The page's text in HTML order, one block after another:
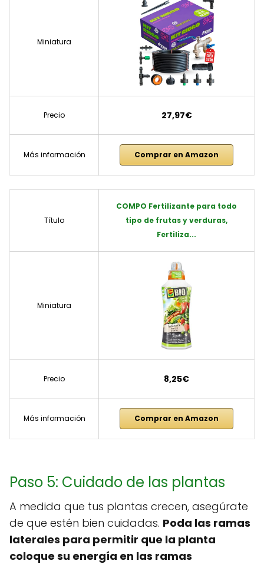
Miniatura
Precio 27,97€
Más información Comprar en Amazon
Título
COMPO Fertilizante para todo
tipo de frutas y verduras,
Fertiliza...
Miniatura
Precio 8,25€
Más información Comprar en Amazon
Paso 5: Cuidado de las plantas
A medida que tus plantas crecen, asegúrate
de que estén bien cuidadas. Poda las ramas
laterales para permitir que la planta
coloque su energía en las ramas